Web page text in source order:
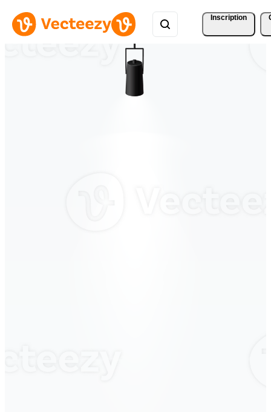
Inscription